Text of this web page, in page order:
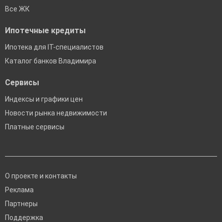
Все ЖК
Ипотечные кредиты
Ипотека для IT-специалистов
Каталог банков Владимира
Сервисы
Индексы и графики цен
Новости рынка недвижимости
Платные сервисы
О проекте и контакты
Реклама
Партнеры
Поддержка